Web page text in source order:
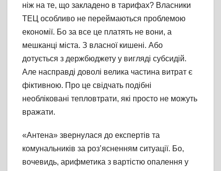
ніж на те, що закладено в тарифах? Власники
ТЕЦ особливо не переймаються проблемою
економії. Бо за все це платять не вони, а
мешканці міста. З власної кишені. Або
дотується з держбюджету у вигляді субсидій.
Але насправді доволі велика частина витрат є
фіктивною. Про це свідчать подібні
необліковані тепловтрати, які просто не можуть
вражати.
«Антена» звернулася до експертів та
комунальників за роз’ясненням ситуації. Бо,
вочевидь, арифметика з вартістю опалення у